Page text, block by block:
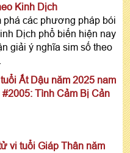
Kinh Dịch
phá các phương pháp bói
Dịch phổ biến hiện nay
giải ý nghĩa sim số theo
Ất Dậu năm 2025 nam
#2005: Tình Cảm Bị Cản
vi tuổi Giáp Thân năm